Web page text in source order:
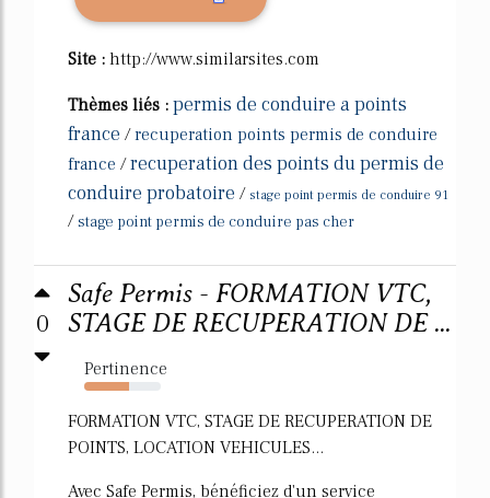
Site : http://www.similarsites.com
Thèmes liés : permis de conduire a points
france /recuperation points permis de conduire
france /recuperation des points du permis de
conduire probatoire / stage point permis de conduire 91
/stage point permis de conduire pas cher
0
Safe Permis - FORMATION VTC,
STAGE DE RECUPERATION DE ...
Pertinence
58%
FORMATION VTC, STAGE DE RECUPERATION DE
POINTS, LOCATION VEHICULES...
Avec Safe Permis, bénéficiez d'un service